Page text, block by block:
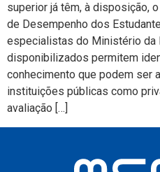
superior já têm, à disposição,
de Desempenho dos
especialistas do Ministério da
disponibilizados permitem
conhecimento que podem ser
instituições públicas como
avaliação […]